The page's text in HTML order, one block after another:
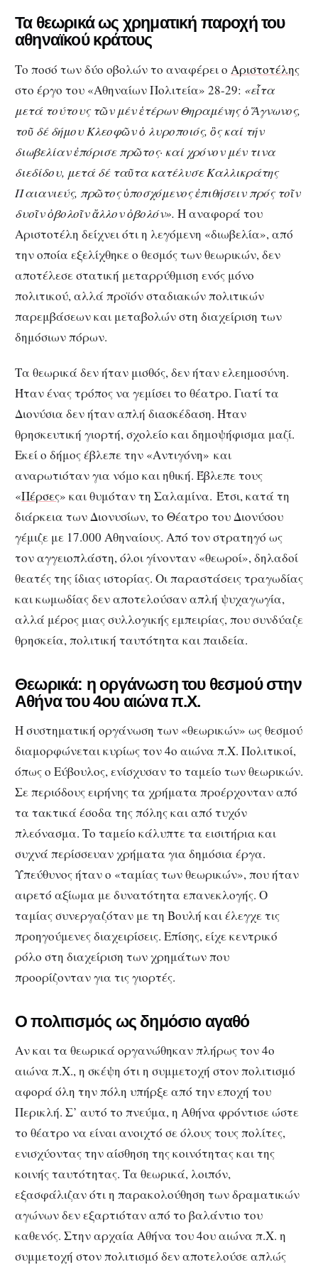
Τα θεωρικά ως χρηματική παροχή του
αθηναϊκού κράτους
Το ποσό των δύο οβολών το αναφέρει ο Αριστοτέλης
στο έργο του «Αθηναίων Πολιτεία» 28-29: «εἶτα
μετά τούτους τῶν μέν ἑτέρων Θηραμένης ὁ Ἅγνωνος,
τοῦ δέ δήμου Κλεοφῶν ὁ λυροποιός, ὃς καί τήν
διωβελίαν ἐπόρισε πρῶτος· καί χρόνον μέν τινα
διεδίδου, μετά δέ ταῦτα κατέλυσε Καλλικράτης
Παιανιεύς, πρῶτος ὑποσχόμενος ἐπιθήσειν πρός τοῖν
δυοῖν ὀβολοῖν ἄλλον ὀβολόν». Η αναφορά του
Αριστοτέλη δείχνει ότι η λεγόμενη «διωβελία», από
την οποία εξελίχθηκε ο θεσμός των θεωρικών, δεν
αποτέλεσε στατική μεταρρύθμιση ενός μόνο
πολιτικού, αλλά προϊόν σταδιακών πολιτικών
παρεμβάσεων και μεταβολών στη διαχείριση των
δημόσιων πόρων.
Τα θεωρικά δεν ήταν μισθός, δεν ήταν ελεημοσύνη.
Ήταν ένας τρόπος να γεμίσει το θέατρο. Γιατί τα
Διονύσια δεν ήταν απλή διασκέδαση. Ήταν
θρησκευτική γιορτή, σχολείο και δημοψήφισμα μαζί.
Εκεί ο δήμος έβλεπε την «Αντιγόνη» και
αναρωτιόταν για νόμο και ηθική. Έβλεπε τους
«Πέρσες» και θυμόταν τη Σαλαμίνα. Έτσι, κατά τη
διάρκεια των Διονυσίων, το Θέατρο του Διονύσου
γέμιζε με 17.000 Αθηναίους. Από τον στρατηγό ως
τον αγγειοπλάστη, όλοι γίνονταν «θεωροί», δηλαδοί
θεατές της ίδιας ιστορίας. Οι παραστάσεις τραγωδίας
και κωμωδίας δεν αποτελούσαν απλή ψυχαγωγία,
αλλά μέρος μιας συλλογικής εμπειρίας, που συνδύαζε
θρησκεία, πολιτική ταυτότητα και παιδεία.
Θεωρικά: η οργάνωση του θεσμού στην
Αθήνα του 4ου αιώνα π.Χ.
Η συστηματική οργάνωση των «θεωρικών» ως θεσμού
διαμορφώνεται κυρίως τον 4ο αιώνα π.Χ. Πολιτικοί,
όπως ο Εύβουλος, ενίσχυσαν το ταμείο των θεωρικών.
Σε περιόδους ειρήνης τα χρήματα προέρχονταν από
τα τακτικά έσοδα της πόλης και από τυχόν
πλεόνασμα. Το ταμείο κάλυπτε τα εισιτήρια και
συχνά περίσσευαν χρήματα για δημόσια έργα.
Υπεύθυνος ήταν ο «ταμίας των θεωρικών», που ήταν
αιρετό αξίωμα με δυνατότητα επανεκλογής. Ο
ταμίας συνεργαζόταν με τη Βουλή και έλεγχε τις
προηγούμενες διαχειρίσεις. Επίσης, είχε κεντρικό
ρόλο στη διαχείριση των χρημάτων που
προορίζονταν για τις γιορτές.
Ο πολιτισμός ως δημόσιο αγαθό
Αν και τα θεωρικά οργανώθηκαν πλήρως τον 4ο
αιώνα π.Χ., η σκέψη ότι η συμμετοχή στον πολιτισμό
αφορά όλη την πόλη υπήρξε από την εποχή του
Περικλή. Σ’ αυτό το πνεύμα, η Αθήνα φρόντισε ώστε
το θέατρο να είναι ανοιχτό σε όλους τους πολίτες,
ενισχύοντας την αίσθηση της κοινότητας και της
κοινής ταυτότητας. Τα θεωρικά, λοιπόν,
εξασφάλιζαν ότι η παρακολούθηση των δραματικών
αγώνων δεν εξαρτιόταν από το βαλάντιο του
καθενός. Στην αρχαία Αθήνα του 4ου αιώνα π.Χ. η
συμμετοχή στον πολιτισμό δεν αποτελούσε απλώς